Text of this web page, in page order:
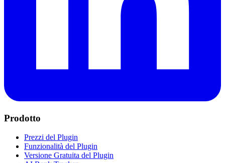
Prodotto
Prezzi del Plugin
Funzionalità del Plugin
Versione Gratuita del Plugin